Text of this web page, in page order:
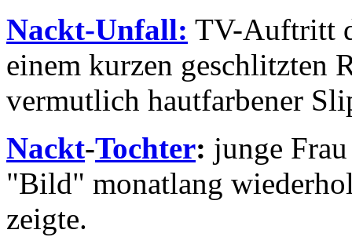
Nackt-Unfall: TV-Auftritt
einem kurzen geschlitzten
vermutlich hautfarbener
Nackt-Tochter: junge
"Bild" monatlang
zeigte.